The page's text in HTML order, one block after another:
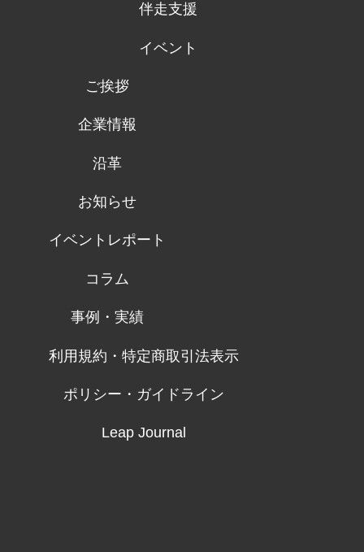
伴走支援
イベント
ご挨拶
企業情報
沿革
お知らせ
イベントレポート
コラム
事例・実績
利用規約・特定商取引法表示
ポリシー・ガイドライン
Leap Journal